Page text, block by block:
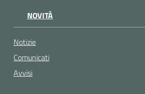
NOVITÀ
Notizie
Comunicati
Avvisi